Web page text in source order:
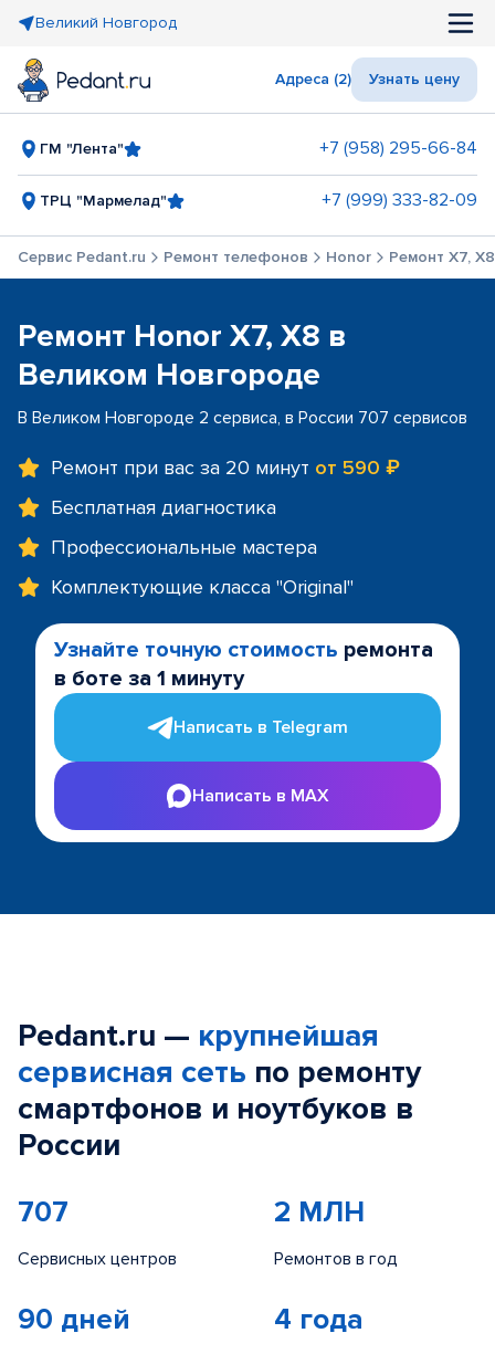
Великий Новгород
Адреса (2) Узнать цену
ГМ "Лента" +7 (958) 295-66-84
ТРЦ "Мармелад" +7 (999) 333-82-09
Сервис Pedant.ru Ремонт телефонов Honor Ремонт X7, X8
Ремонт Honor X7, X8 в
Великом Новгороде
В Великом Новгороде 2 сервиса, в России 707 сервисов
Ремонт при вас за 20 минут от 590 ₽
Бесплатная диагностика
Профессиональные мастера
Комплектующие класса "Original"
Узнайте точную стоимость ремонта
в боте за 1 минуту
Написать в Telegram
Написать в MAX
Pedant.ru — крупнейшая
сервисная сеть по ремонту
смартфонов и ноутбуков в
России
707
Сервисных центров
2 МЛН
Ремонтов в год
90 дней 4 года